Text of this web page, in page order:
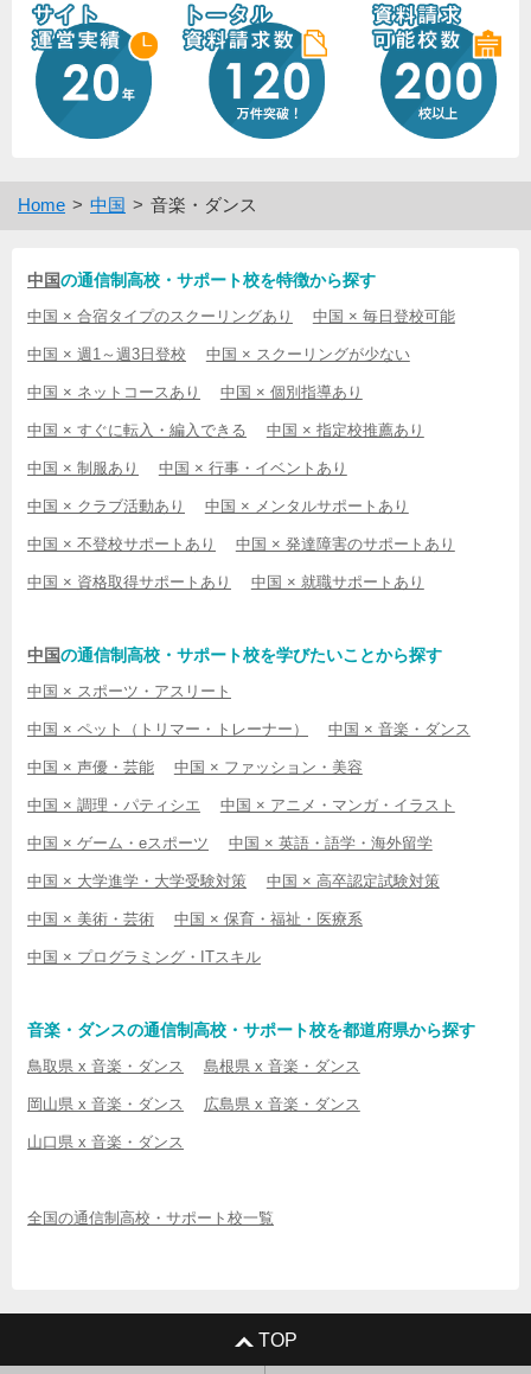
Home 中国 音楽・ダンス
中国の通信制高校・サポート校を特徴から探す
中国 × 合宿タイプのスクーリングあり 中国 × 毎日登校可能
中国 × 週1～週3日登校 中国 × スクーリングが少ない
中国 × ネットコースあり 中国 × 個別指導あり
中国 × すぐに転入・編入できる 中国 × 指定校推薦あり
中国 × 制服あり 中国 × 行事・イベントあり
中国 × クラブ活動あり 中国 × メンタルサポートあり
中国 × 不登校サポートあり 中国 × 発達障害のサポートあり
中国 × 資格取得サポートあり 中国 × 就職サポートあり
中国の通信制高校・サポート校を学びたいことから探す
中国 × スポーツ・アスリート
中国 × ペット（トリマー・トレーナー） 中国 × 音楽・ダンス
中国 × 声優・芸能 中国 × ファッション・美容
中国 × 調理・パティシエ 中国 × アニメ・マンガ・イラスト
中国 × ゲーム・eスポーツ 中国 × 英語・語学・海外留学
中国 × 大学進学・大学受験対策 中国 × 高卒認定試験対策
中国 × 美術・芸術 中国 × 保育・福祉・医療系
中国 × プログラミング・ITスキル
音楽・ダンスの通信制高校・サポート校を都道府県から探す
鳥取県 x 音楽・ダンス 島根県 x 音楽・ダンス
岡山県 x 音楽・ダンス 広島県 x 音楽・ダンス
山口県 x 音楽・ダンス
全国の通信制高校・サポート校一覧
TOP